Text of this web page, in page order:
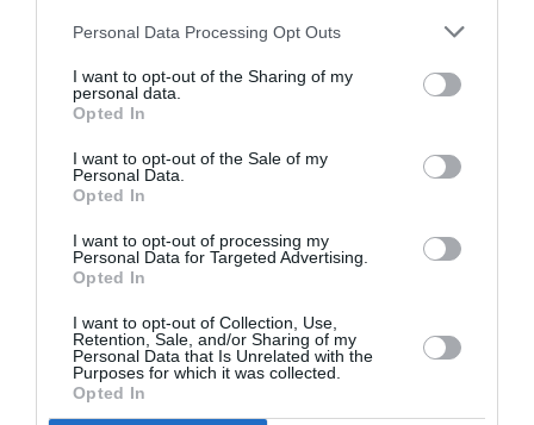
Personal Data Processing Opt Outs
I want to opt-out of the Sharing of my
personal data.
Opted In
I want to opt-out of the Sale of my
Personal Data.
Opted In
I want to opt-out of processing my
Personal Data for Targeted Advertising.
Opted In
I want to opt-out of Collection, Use,
Retention, Sale, and/or Sharing of my
Personal Data that Is Unrelated with the
Purposes for which it was collected.
Opted In
Προπώληση:Η προπώληση ξεκινάει από 7 Ιανουαρίου στo
Ταμείο Πνευματικού Κέντρου Δήμου Ιωαννιτών και στην
ticketservices.gr.
Ταυτότητα Εκδήλωσης
Ημερομηνία:
Από: 07/02/2019 Εως: 25/02/2019
Τοποθεσία:
Πάτρα, Θεσσαλονίκη, Ιωάννινα
Πληροφορίες / Κρατήσεις: